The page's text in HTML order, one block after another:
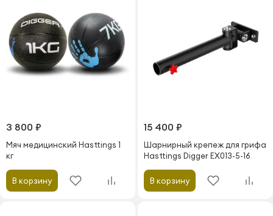
3 800 ₽
Мяч медицинский Hasttings 1
кг
В корзину
15 400 ₽
Шарнирный крепеж для грифа
Hasttings Digger EX013-5-16
В корзину